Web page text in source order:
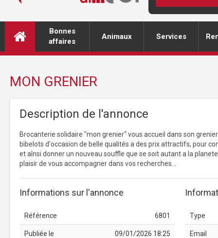
Bonnes
affaires
Animaux Services
MON GRENIER
Description de l'annonce
Brocanterie solidaire "mon grenier" vous accueil dans son
bibelots d'occasion de belle qualités a des prix attractifs, pour
et aînsi donner un nouveau souffle que se soit autant a la
plaisir de vous accompagner dans vos recherches...
Informations sur l'annonce
Référence 6801
Publiée le 09/01/2026 18:25
Type
Email